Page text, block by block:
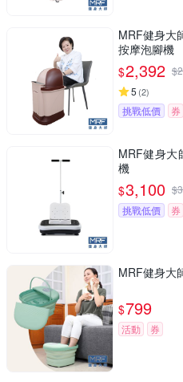
MRF健身大
按摩泡腳機
$2,392 $
5 (2)
挑戰低價 券
MRF健身大
機
$3,100 $
挑戰低價
券
MRF健身大
$799
活動 券